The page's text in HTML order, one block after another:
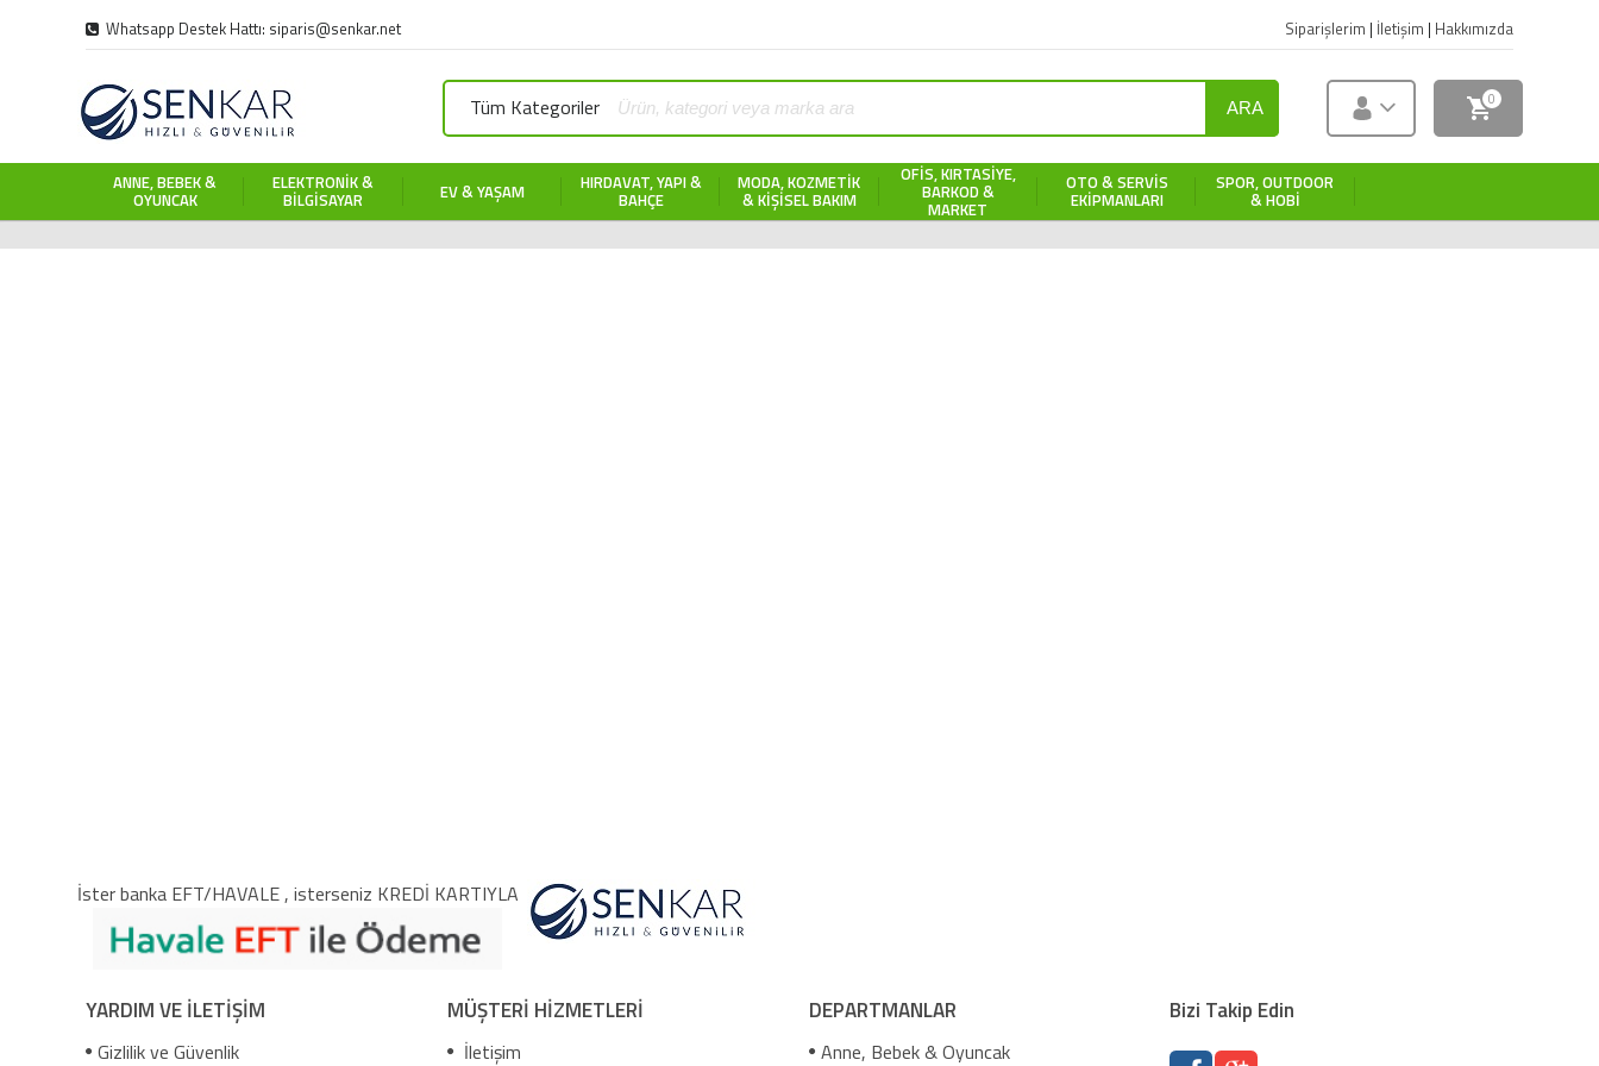
Whatsapp Destek Hattı: siparis@senkar.net Siparişlerim | İletişim | Hakkımızda
Tüm Kategoriler ARA 0
ANNE, BEBEK &
OYUNCAK
ELEKTRONIK &
BILGISAYAR EV & YAŞAM HIRDAVAT, YAPI &
BAHÇE
MODA, KOZMETIK
& KIŞISEL BAKIM
OFIS, KIRTASIYE,
BARKOD &
MARKET
OTO & SERVIS
EKIPMANLARI
SPOR, OUTDOOR
& HOBI
İster banka EFT/HAVALE , isterseniz KREDİ KARTIYLA
YARDIM VE İLETİŞİM
Gizlilik ve Güvenlik
MÜŞTERİ HİZMETLERİ
İletişim
DEPARTMANLAR
Anne, Bebek & Oyuncak
Bizi Takip Edin